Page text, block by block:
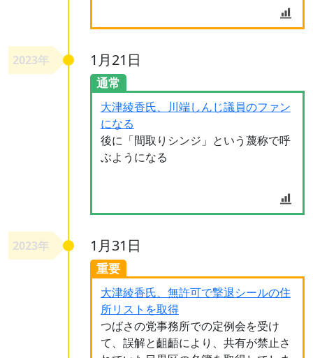
2023年 1月21日
通常
大津綾香氏、川端しんじ議員のファン
になる
後に「間取りシンジ」という蔑称で呼
ぶようになる
2023年 1月31日
重要
大津綾香氏、無許可で撃退シールの住
所リストを取得
つばさの党事務所での定例会を受け
て、誤解と齟齬により、共有が禁止さ